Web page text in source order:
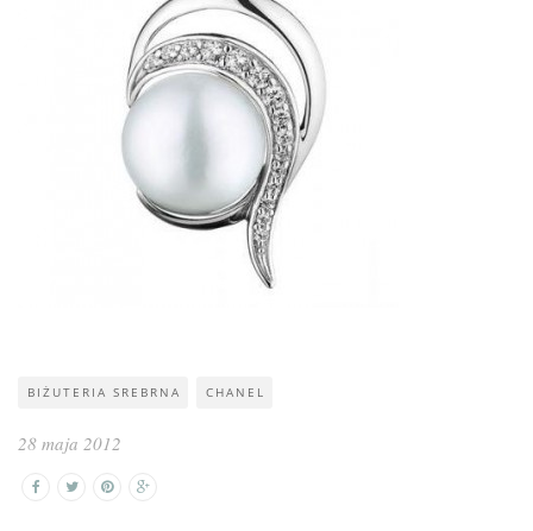
BIŻUTERIA SREBRNA CHANEL
28 maja 2012